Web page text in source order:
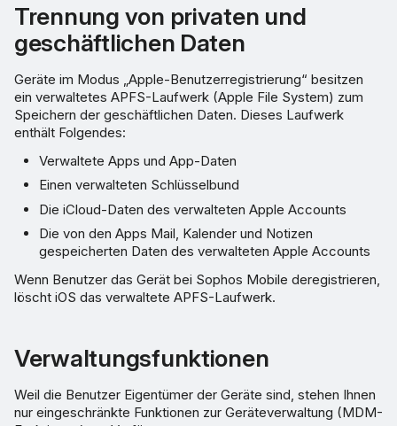
Trennung von privaten und
geschäftlichen Daten
Geräte im Modus „Apple-Benutzerregistrierung“ besitzen
ein verwaltetes APFS-Laufwerk (Apple File System) zum
Speichern der geschäftlichen Daten. Dieses Laufwerk
enthält Folgendes:
Verwaltete Apps und App-Daten
Einen verwalteten Schlüsselbund
Die iCloud-Daten des verwalteten Apple Accounts
Die von den Apps Mail, Kalender und Notizen
gespeicherten Daten des verwalteten Apple Accounts
Wenn Benutzer das Gerät bei Sophos Mobile deregistrieren,
löscht iOS das verwaltete APFS-Laufwerk.
Verwaltungsfunktionen
Weil die Benutzer Eigentümer der Geräte sind, stehen Ihnen
nur eingeschränkte Funktionen zur Geräteverwaltung (MDM-